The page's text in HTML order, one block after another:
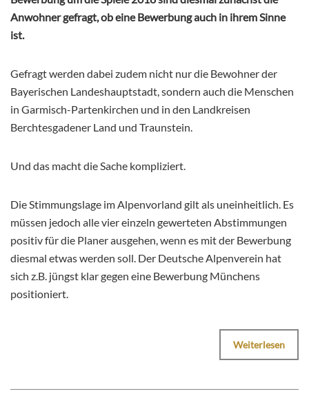
Anwohner gefragt, ob eine Bewerbung auch in ihrem Sinne
ist.
Gefragt werden dabei zudem nicht nur die Bewohner der
Bayerischen Landeshauptstadt, sondern auch die Menschen
in Garmisch-Partenkirchen und in den Landkreisen
Berchtesgadener Land und Traunstein.
Und das macht die Sache kompliziert.
Die Stimmungslage im Alpenvorland gilt als uneinheitlich. Es
müssen jedoch alle vier einzeln gewerteten Abstimmungen
positiv für die Planer ausgehen, wenn es mit der Bewerbung
diesmal etwas werden soll. Der Deutsche Alpenverein hat
sich z.B. jüngst klar gegen eine Bewerbung Münchens
positioniert.
Weiterlesen